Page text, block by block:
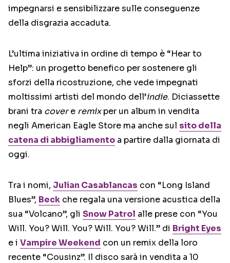
impegnarsi e sensibilizzare sulle conseguenze
della disgrazia accaduta.
L’ultima iniziativa in ordine di tempo è “Hear to
Help”: un progetto benefico per sostenere gli
sforzi della ricostruzione, che vede impegnati
moltissimi artisti del mondo dell’indie. Diciassette
brani tra covere remixper un album in vendita
negli American Eagle Store ma anche sul sito della
catena di abbigliamento a partire dalla giornata di
oggi.
Tra i nomi, Julian Casablancas con “Long Island
Blues”, Beck che regala una versione acustica della
sua “Volcano”, gli Snow Patrol alle prese con “You
Will. You? Will. You? Will. You? Will.” di Bright Eyes
e i Vampire Weekend con un remix della loro
recente “Cousinz”. Il disco sarà in vendita a 10